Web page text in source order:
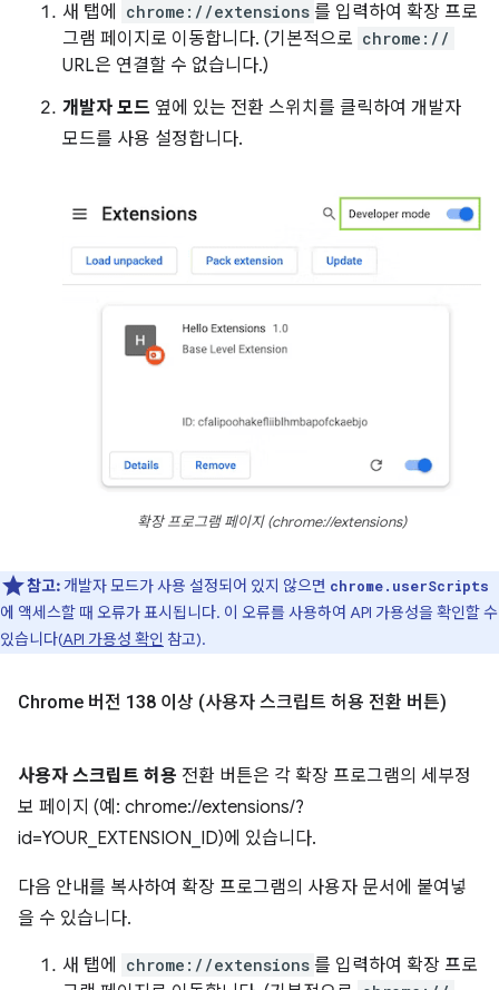
새 탭에 chrome://extensions 를 입력하여 확장 프로
그램 페이지로 이동합니다. (기본적으로 chrome://
URL은 연결할 수 없습니다.)
개발자 모드 옆에 있는 전환 스위치를 클릭하여 개발자
모드를 사용 설정합니다.
확장 프로그램 페이지 (chrome://extensions)
참고: 개발자 모드가 사용 설정되어 있지 않으면 chrome.userScripts
에 액세스할 때 오류가 표시됩니다. 이 오류를 사용하여 API 가용성을 확인할 수
있습니다(API 가용성 확인 참고).
Chrome 버전 138 이상 (사용자 스크립트 허용 전환 버튼)
사용자 스크립트 허용 전환 버튼은 각 확장 프로그램의 세부정
보 페이지 (예: chrome://extensions/?
id=YOUR_EXTENSION_ID)에 있습니다.
다음 안내를 복사하여 확장 프로그램의 사용자 문서에 붙여넣
을 수 있습니다.
새 탭에 chrome://extensions 를 입력하여 확장 프로